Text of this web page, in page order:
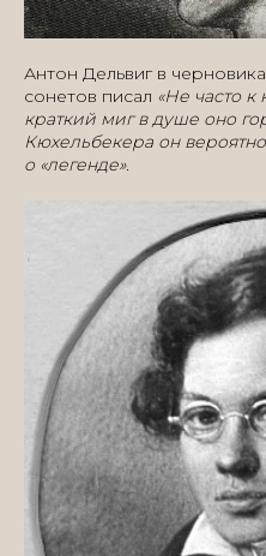
Антон Дельвиг в
сонетов писал «Не часто к
краткий миг в душе оно
Кюхельбекера он
о «легенде».